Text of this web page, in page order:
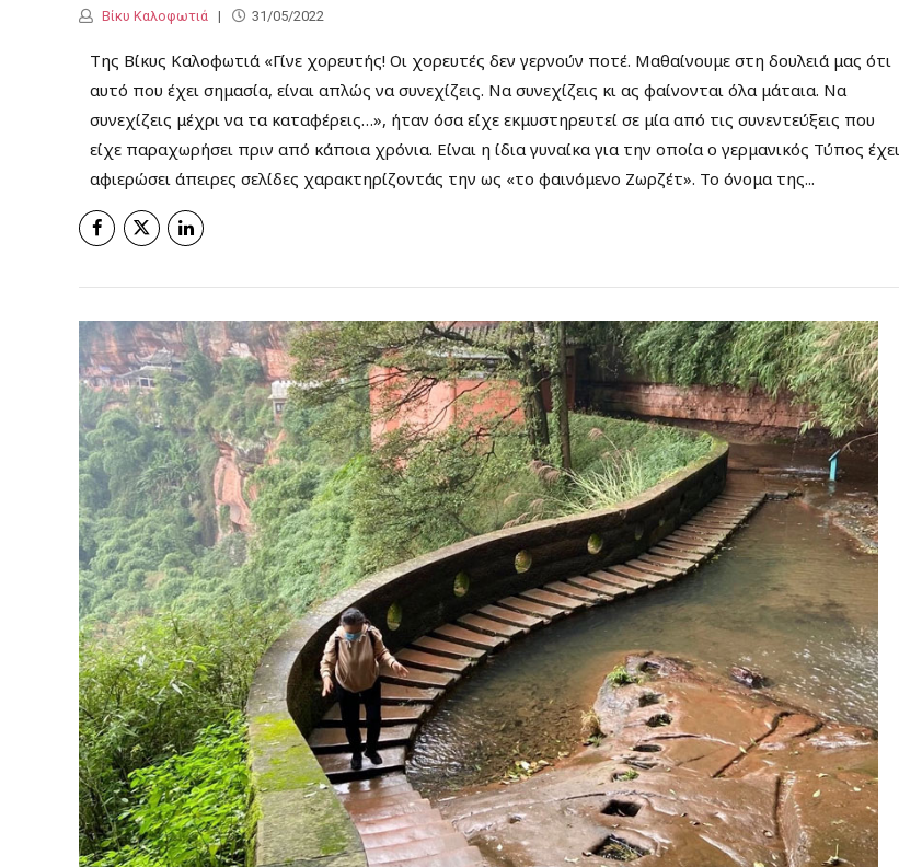
Βίκυ Καλοφωτιά 31/05/2022
Της Βίκυς Καλοφωτιά «Γίνε χορευτής! Οι χορευτές δεν γερνούν ποτέ. Μαθαίνουμε στη δουλειά μας ότι
αυτό που έχει σημασία, είναι απλώς να συνεχίζεις. Να συνεχίζεις κι ας φαίνονται όλα μάταια. Να
συνεχίζεις μέχρι να τα καταφέρεις…», ήταν όσα είχε εκμυστηρευτεί σε μία από τις συνεντεύξεις που
είχε παραχωρήσει πριν από κάποια χρόνια. Είναι η ίδια γυναίκα για την οποία ο γερμανικός Τύπος έχει
αφιερώσει άπειρες σελίδες χαρακτηρίζοντάς την ως «το φαινόμενο Ζωρζέτ». Το όνομα της...